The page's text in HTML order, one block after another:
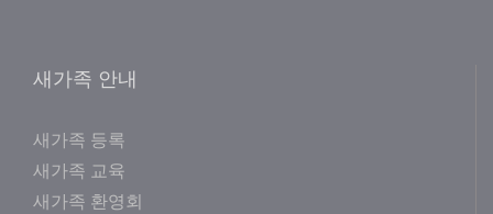
새가족 안내
새가족 등록
새가족 교육
새가족 환영회